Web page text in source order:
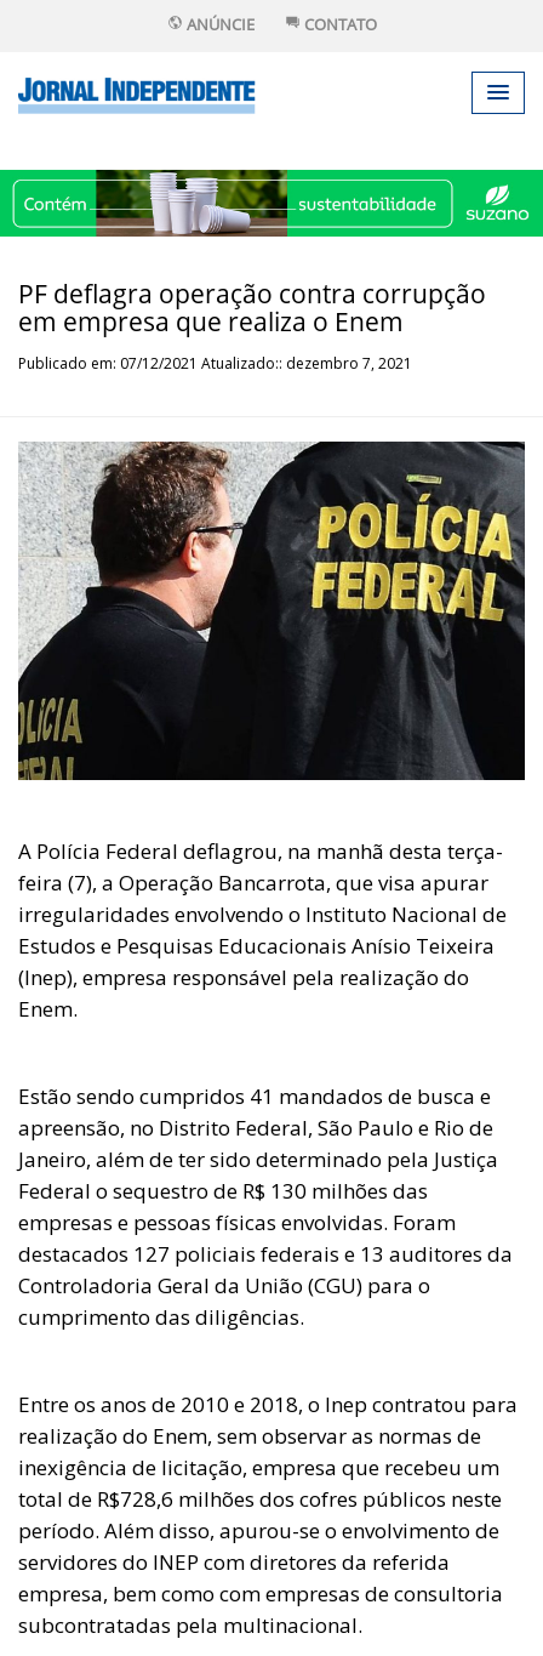
ANÚNCIE CONTATO
PF deflagra operação contra corrupção
em empresa que realiza o Enem
Publicado em: 07/12/2021 Atualizado:: dezembro 7, 2021
A Polícia Federal deflagrou, na manhã desta terça-
feira (7), a Operação Bancarrota, que visa apurar
irregularidades envolvendo o Instituto Nacional de
Estudos e Pesquisas Educacionais Anísio Teixeira
(Inep), empresa responsável pela realização do
Enem.
Estão sendo cumpridos 41 mandados de busca e
apreensão, no Distrito Federal, São Paulo e Rio de
Janeiro, além de ter sido determinado pela Justiça
Federal o sequestro de R$ 130 milhões das
empresas e pessoas físicas envolvidas. Foram
destacados 127 policiais federais e 13 auditores da
Controladoria Geral da União (CGU) para o
cumprimento das diligências.
Entre os anos de 2010 e 2018, o Inep contratou para
realização do Enem, sem observar as normas de
inexigência de licitação, empresa que recebeu um
total de R$728,6 milhões dos cofres públicos neste
período. Além disso, apurou-se o envolvimento de
servidores do INEP com diretores da referida
empresa, bem como com empresas de consultoria
subcontratadas pela multinacional.